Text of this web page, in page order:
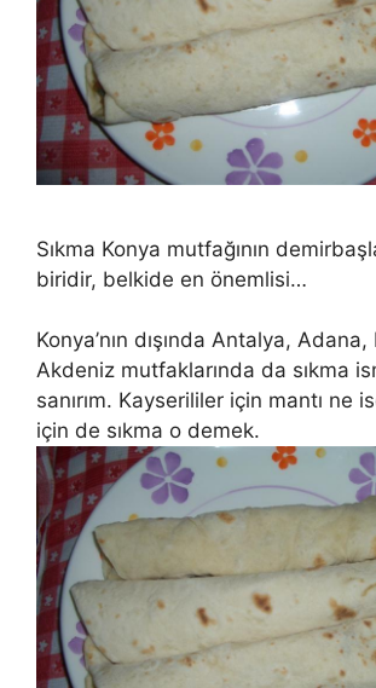
Sıkma Konya mutfağının
biridir, belkide en önemlisi…
Konya’nın dışında Antalya,
Akdeniz mutfaklarında da sıkma
sanırım. Kayserililer için mantı ne
için de sıkma o demek.